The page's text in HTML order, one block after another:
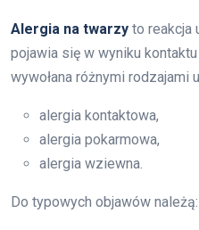
Alergia na twarzy to reakcja
pojawia się w wyniku
wywołana różnymi rodzajami
alergia kontaktowa,
alergia pokarmowa,
alergia wziewna.
Do typowych objawów należą: